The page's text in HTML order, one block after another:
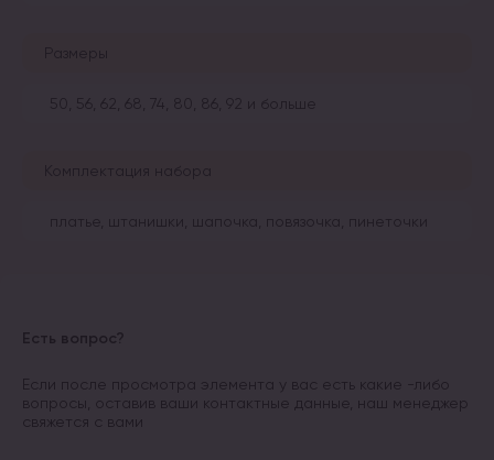
Размеры
50, 56, 62, 68, 74, 80, 86, 92 и больше
Комплектация набора
платье, штанишки, шапочка, повязочка, пинеточки
Есть вопрос?
Если после просмотра элемента у вас есть какие -либо
вопросы, оставив ваши контактные данные, наш менеджер
свяжется с вами